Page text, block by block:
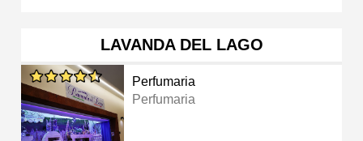
LAVANDA DEL LAGO
Perfumaria
Perfumaria